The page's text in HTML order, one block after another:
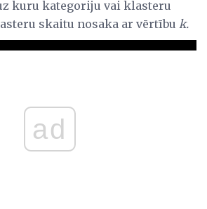
kuru kategoriju vai klasteru
skaitu nosaka ar vērtību k.
ad